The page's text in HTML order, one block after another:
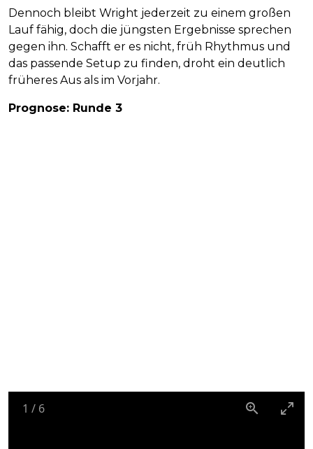
Dennoch bleibt Wright jederzeit zu einem großen
Lauf fähig, doch die jüngsten Ergebnisse sprechen
gegen ihn. Schafft er es nicht, früh Rhythmus und
das passende Setup zu finden, droht ein deutlich
früheres Aus als im Vorjahr.
Prognose: Runde 3
1 / 6